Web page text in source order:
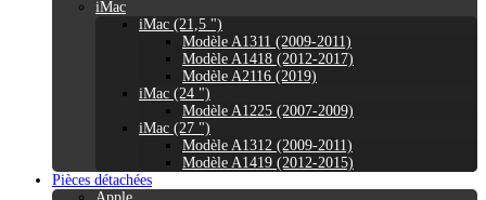
iMac
iMac (21,5 ")
Modèle A1311 (2009-2011)
Modèle A1418 (2012-2017)
Modèle A2116 (2019)
iMac (24 ")
Modèle A1225 (2007-2009)
iMac (27 ")
Modèle A1312 (2009-2011)
Modèle A1419 (2012-2015)
Pièces détachées